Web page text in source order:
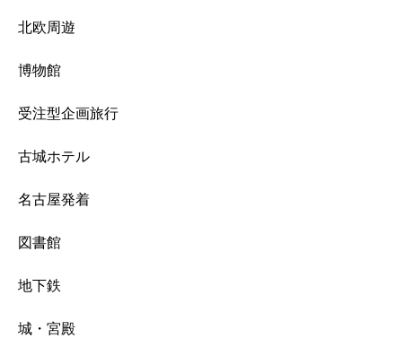
北欧周遊
博物館
受注型企画旅行
古城ホテル
名古屋発着
図書館
地下鉄
城・宮殿